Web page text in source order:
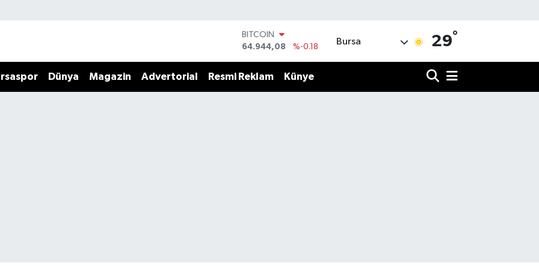
BITCOIN
64.944,08
%-0.18
47,7436
%0.18
Bursa 29°
Dünya Magazin Advertorial Resmi Reklam Künye